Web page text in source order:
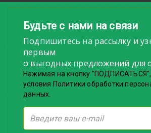
Будьте с нами на связи
Подпишитесь на рассылку и
первым
о выгодных предложений для
Нажимая на кнопку
условия Политики обработки
данных.